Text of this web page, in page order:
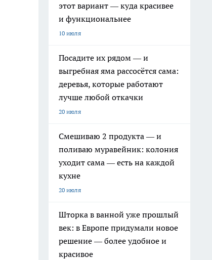
этот вариант — куда красивее
и функциональнее
10 июля
Посадите их рядом — и
выгребная яма рассосётся сама:
деревья, которые работают
лучше любой откачки
20 июля
Смешиваю 2 продукта — и
поливаю муравейник: колония
уходит сама — есть на каждой
кухне
20 июля
Шторка в ванной уже прошлый
век: в Европе придумали новое
решение — более удобное и
красивое